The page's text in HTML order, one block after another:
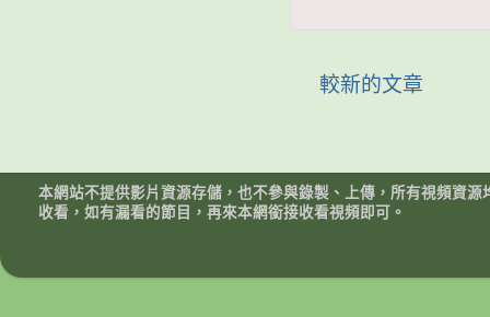
較新的文章
本網站不提供影片資源存儲，也不參與錄製、上傳，所有視頻資
收看，如有漏看的節目，再來本網銜接收看視頻即可。